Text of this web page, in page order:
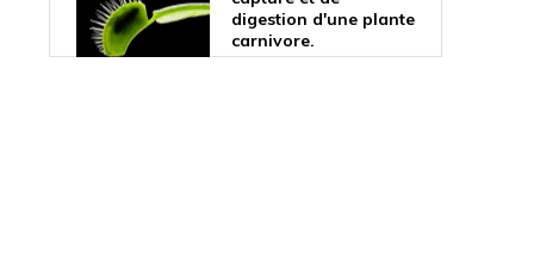
digestion d'une plante
carnivore.
ParNiels